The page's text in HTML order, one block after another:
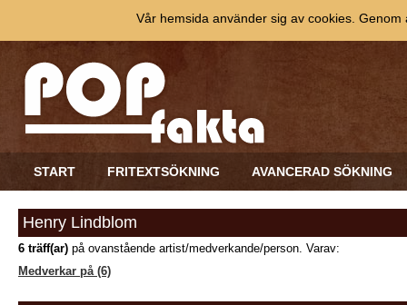
START FRITEXTSÖKNING AVANCERAD SÖKNING
Henry Lindblom
6 träff(ar) på ovanstående artist/medverkande/person. Varav:
Medverkar på (6)
Vår hemsida använder sig av cookies.